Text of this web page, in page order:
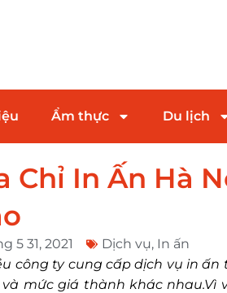
Ẩm thực Du lịch
Chỉ In Ấn Hà
5 31, 2021 Dịch vụ, In ấn
công ty cung cấp dịch vụ in
mức giá thành khác